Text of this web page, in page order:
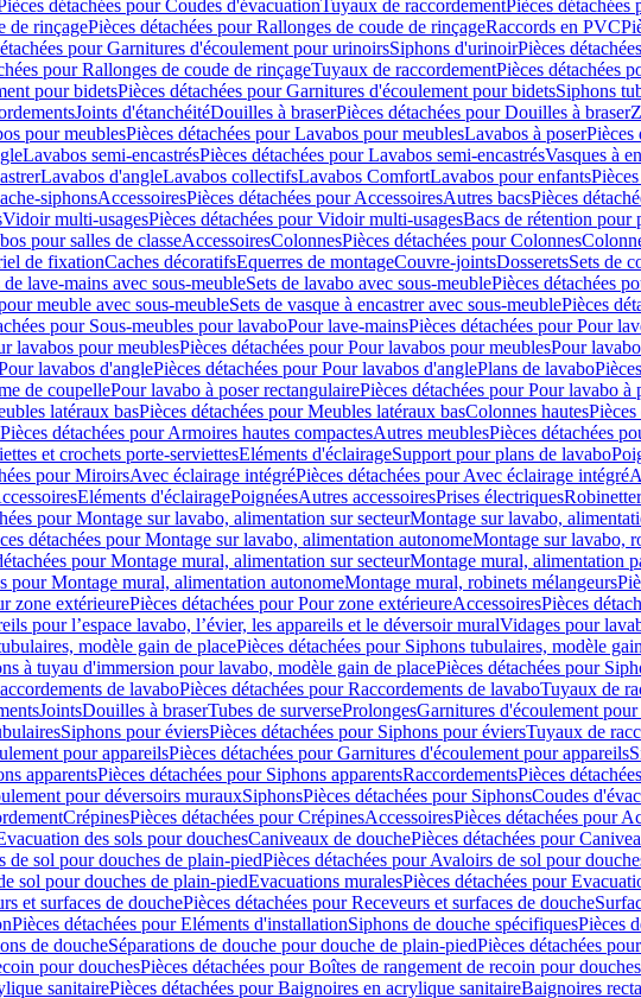
détachées pour Coudes d'évacuationTuyaux de raccordementPièces
de rinçagePièces détachées pour Rallonges de coude de rinçageRaccords en PVC
pour Garnitures d'écoulement pour urinoirsSiphons d'urinoirPièces
pour Rallonges de coude de rinçageTuyaux de raccordementPièces détachées
pour bidetsPièces détachées pour Garnitures d'écoulement pour bidetsSiphons
Joints d'étanchéitéDouilles à braserPièces détachées pour Douilles à braser
pour meublesPièces détachées pour Lavabos pour meublesLavabos à poserPièces
Lavabos semi-encastrésPièces détachées pour Lavabos semi-encastrésVasques à
Lavabos d'angleLavabos collectifsLavabos ComfortLavabos pour enfants
siphonsAccessoiresPièces détachées pour AccessoiresAutres bacsPièces
Vidoir multi-usagesPièces détachées pour Vidoir multi-usagesBacs de rétention pour
pour salles de classeAccessoiresColonnesPièces détachées pour Colonnes
de fixationCaches décoratifsEquerres de montageCouvre-jointsDosseretsSets de
lave-mains avec sous-meubleSets de lavabo avec sous-meublePièces détachées
meuble avec sous-meubleSets de vasque à encastrer avec sous-meublePièces
pour Sous-meubles pour lavaboPour lave-mainsPièces détachées pour Pour
lavabos pour meublesPièces détachées pour Pour lavabos pour meublesPour
lavabos d'anglePièces détachées pour Pour lavabos d'anglePlans de lavabo
de coupellePour lavabo à poser rectangulairePièces détachées pour Pour lavabo à
latéraux basPièces détachées pour Meubles latéraux basColonnes hautes
Pièces détachées pour Armoires hautes compactesAutres meublesPièces détachées
et crochets porte-serviettesEléments d'éclairageSupport pour plans de lavabo
pour MiroirsAvec éclairage intégréPièces détachées pour Avec éclairage intégré
Eléments d'éclairagePoignéesAutres accessoiresPrises électriques
pour Montage sur lavabo, alimentation sur secteurMontage sur lavabo,
détachées pour Montage sur lavabo, alimentation autonomeMontage sur lavabo,
pour Montage mural, alimentation sur secteurMontage mural, alimentation
pour Montage mural, alimentation autonomeMontage mural, robinets mélangeurs
zone extérieurePièces détachées pour Pour zone extérieureAccessoiresPièces
pour l’espace lavabo, l’évier, les appareils et le déversoir muralVidages pour
modèle gain de placePièces détachées pour Siphons tubulaires, modèle
à tuyau d'immersion pour lavabo, modèle gain de placePièces détachées pour
de lavaboPièces détachées pour Raccordements de lavaboTuyaux de
JointsDouilles à braserTubes de surverseProlongesGarnitures d'écoulement pour
Siphons pour éviersPièces détachées pour Siphons pour éviersTuyaux de
pour appareilsPièces détachées pour Garnitures d'écoulement pour appareils
apparentsPièces détachées pour Siphons apparentsRaccordementsPièces
pour déversoirs murauxSiphonsPièces détachées pour SiphonsCoudes
CrépinesPièces détachées pour CrépinesAccessoiresPièces détachées pour
des sols pour douchesCaniveaux de douchePièces détachées pour
de sol pour douches de plain-piedPièces détachées pour Avaloirs de sol pour
sol pour douches de plain-piedEvacuations muralesPièces détachées pour
et surfaces de douchePièces détachées pour Receveurs et surfaces de douche
Pièces détachées pour Eléments d'installationSiphons de douche spécifiquesPièces
de doucheSéparations de douche pour douche de plain-piedPièces détachées
pour douchesPièces détachées pour Boîtes de rangement de recoin pour douches
sanitairePièces détachées pour Baignoires en acrylique sanitaireBaignoires